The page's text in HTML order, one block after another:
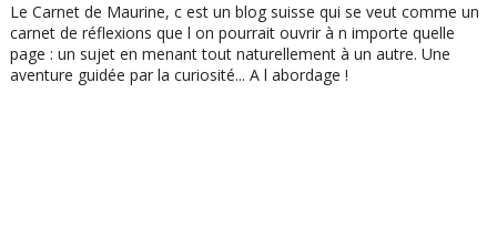
Le Carnet de Maurine, c est un blog suisse qui se veut comme un
carnet de réflexions que l on pourrait ouvrir à n importe quelle
page : un sujet en menant tout naturellement à un autre. Une
aventure guidée par la curiosité... A l abordage !